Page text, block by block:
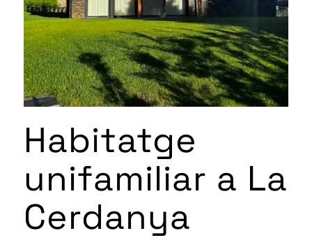
Habitatge
unifamiliar a La
Cerdanya